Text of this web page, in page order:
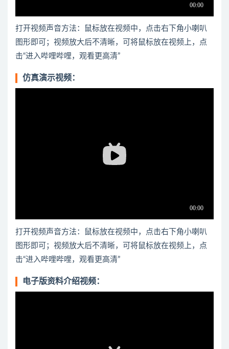
打开视频声音方法：鼠标放在视频中，点击右下角小喇叭
图形即可；视频放大后不清晰，可将鼠标放在视频上，点
击“进入哔哩哔哩，观看更高清”
仿真演示视频：
打开视频声音方法：鼠标放在视频中，点击右下角小喇叭
图形即可；视频放大后不清晰，可将鼠标放在视频上，点
击“进入哔哩哔哩，观看更高清”
电子版资料介绍视频：